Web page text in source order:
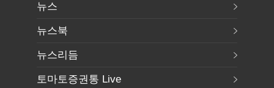
뉴스
뉴스북
뉴스리듬
토마토증권통 Live